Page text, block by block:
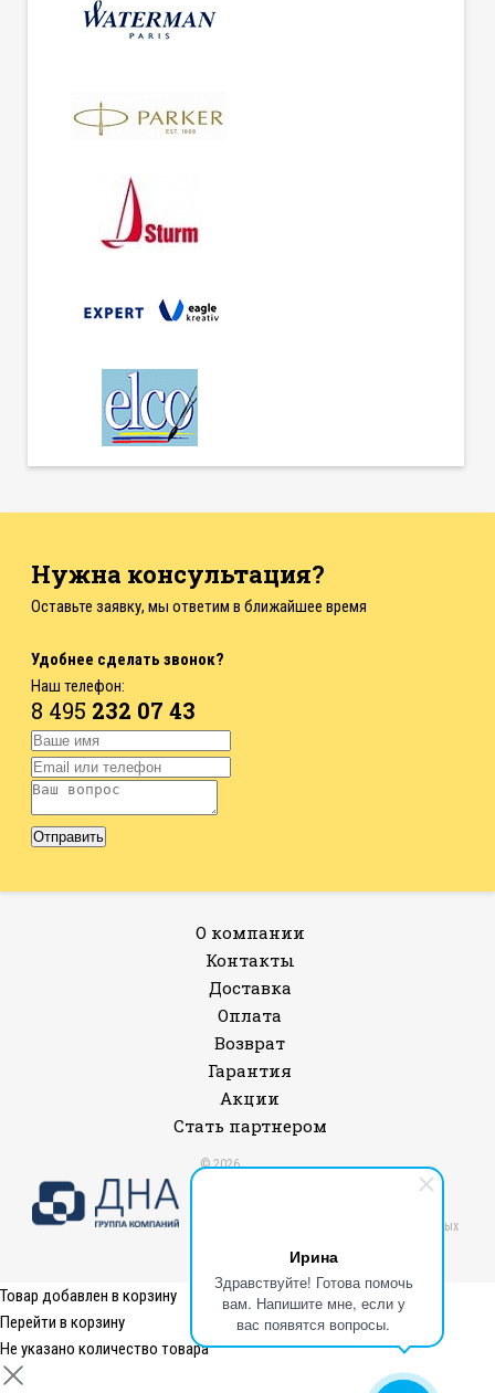
Ирина
Здравствуйте! Готова помочь
вам. Напишите мне, если у
вас появятся вопросы.
Нужна консультация?
Оставьте заявку, мы ответим в ближайшее время
Удобнее сделать звонок?
Наш телефон:
8 495 232 07 43
© 2026
Политика конфиденциальности и защиты
Согласие на обработку персональных данных
О компании
Контакты
Доставка
Оплата
Возврат
Гарантия
Акции
Стать партнером
Товар добавлен в корзину
Перейти в корзину
Не указано количество товара